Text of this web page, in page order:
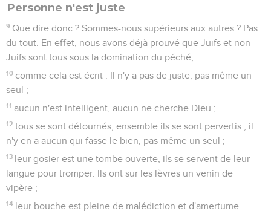
Personne n'est juste
9 Que dire donc ? Sommes-nous supérieurs aux autres ? Pas
du tout. En effet, nous avons déjà prouvé que Juifs et non-
Juifs sont tous sous la domination du péché,
10 comme cela est écrit : Il n'y a pas de juste, pas même un
seul ;
11 aucun n'est intelligent, aucun ne cherche Dieu ;
12 tous se sont détournés, ensemble ils se sont pervertis ; il
n'y en a aucun qui fasse le bien, pas même un seul ;
13 leur gosier est une tombe ouverte, ils se servent de leur
langue pour tromper. Ils ont sur les lèvres un venin de
vipère ;
14 leur bouche est pleine de malédiction et d'amertume.